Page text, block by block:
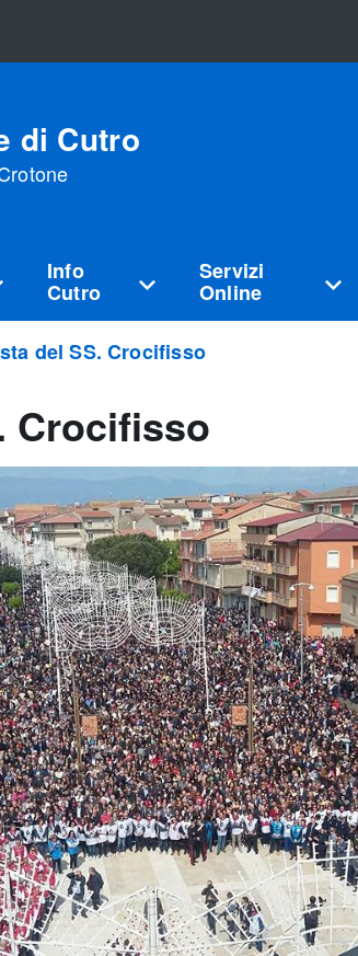
di Cutro
Info
Cutro
Servizi
Online
del SS. Crocifisso
Crocifisso